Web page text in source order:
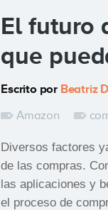
El futuro
que
Escrito por Beatriz
Amazon
Diversos factores
de las compras.
las aplicaciones y
el proceso de